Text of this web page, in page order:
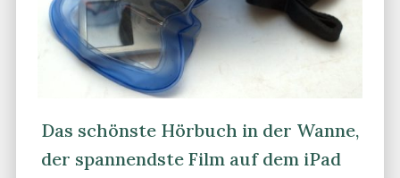
Das schönste Hörbuch in der Wanne,
der spannendste Film auf dem iPad